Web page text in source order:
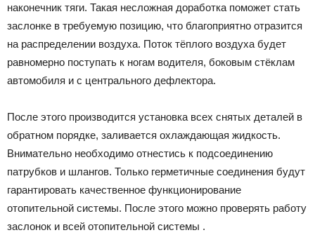
наконечник тяги. Такая несложная доработка поможет стать
заслонке в требуемую позицию, что благоприятно отразится
на распределении воздуха. Поток тёплого воздуха будет
равномерно поступать к ногам водителя, боковым стёклам
автомобиля и с центрального дефлектора.
После этого производится установка всех снятых деталей в
обратном порядке, заливается охлаждающая жидкость.
Внимательно необходимо отнестись к подсоединению
патрубков и шлангов. Только герметичные соединения будут
гарантировать качественное функционирование
отопительной системы. После этого можно проверять работу
заслонок и всей отопительной системы .